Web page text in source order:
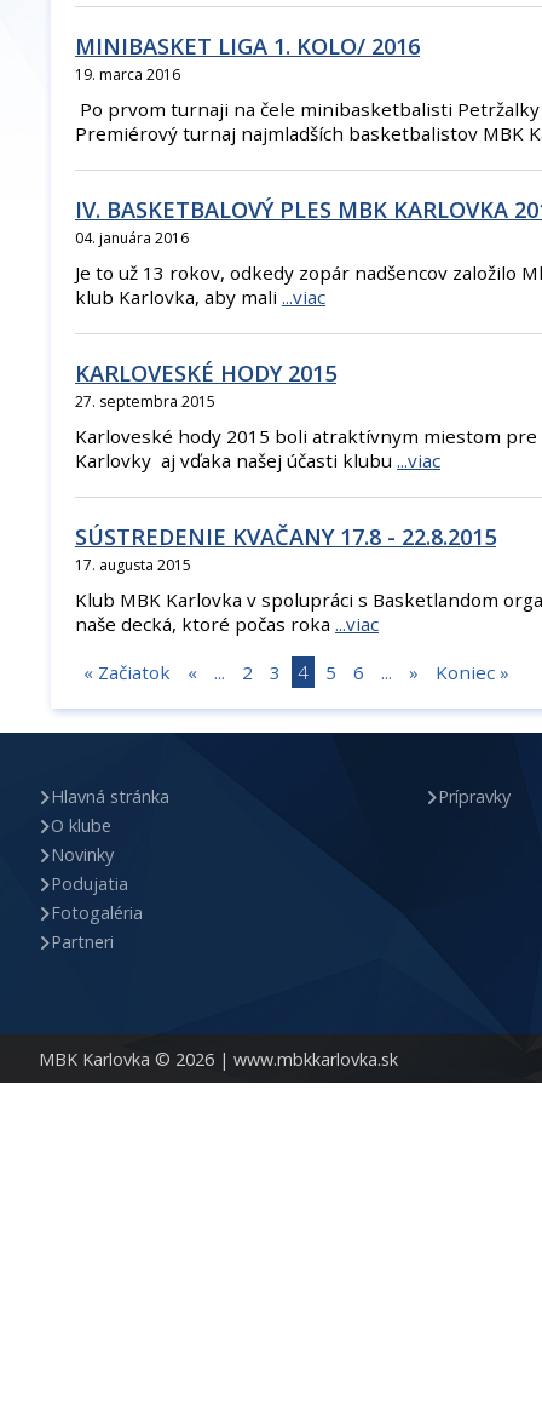
MINIBASKET LIGA 1. KOLO/ 2016
19. marca 2016
Po prvom turnaji na čele minibasketbalisti
Premiérový turnaj najmladších basketbalistov MBK
IV. BASKETBALOVÝ PLES MBK KARLOVKA
04. januára 2016
Je to už 13 rokov, odkedy zopár nadšencov založilo
klub Karlovka, aby mali ...viac
KARLOVESKÉ HODY 2015
27. septembra 2015
Karloveské hody 2015 boli atraktívnym miestom
Karlovky aj vďaka našej účasti klubu ...viac
SÚSTREDENIE KVAČANY 17.8 - 22.8.2015
17. augusta 2015
Klub MBK Karlovka v spolupráci s Basketlandom
naše decká, ktoré počas roka ...viac
« Začiatok
« ... 2 3 4 5 6 ... » Koniec »
MBK Karlovka © 2026 | www.mbkkarlovka.sk
Hlavná stránka
O klube
Novinky
Podujatia
Fotogaléria
Partneri
Prípravky